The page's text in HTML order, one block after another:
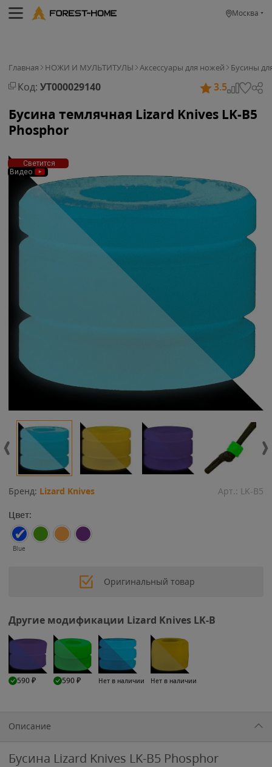
Москва
Главная НОЖИ И МУЛЬТИТУЛЫ Аксессуары для ножей Бусины
Код: УТ000029140 3.5
Бусина темлячная Lizard Knives LK-B5
Phosphor
Светится
Видео
Бренд: Lizard Knives Арт.: LK-B5
Цвет:
Blue
Оригинальный товар
Другие модификации Lizard Knives LK-B
590₽ 590₽ Нет в наличии Нет в наличии
Описание
Бусина Lizard Knives LK-B5 Phosphor